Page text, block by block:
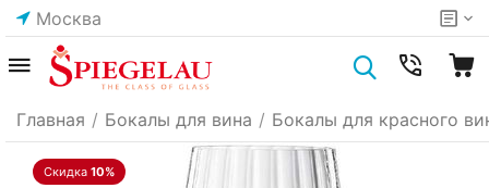
Москва
Главная / Бокалы для вина / Бокалы для красного
Скидка 10%